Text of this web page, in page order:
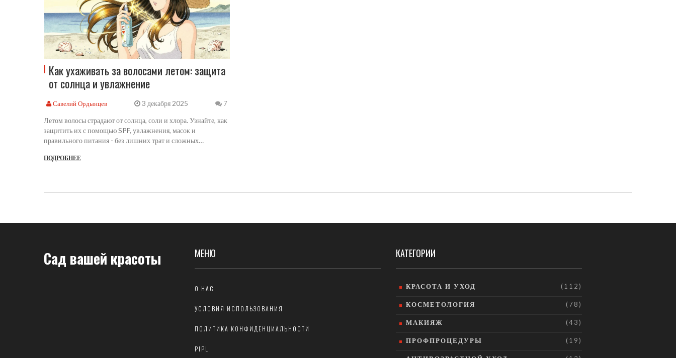
Как ухаживать за волосами летом: защита
от солнца и увлажнение
Савелий Ордынцев 3 декабря 2025 7
Летом волосы страдают от солнца, соли и хлора. Узнайте, как
защитить их с помощью SPF, увлажнения, масок и
правильного питания - без лишних трат и сложных
ПОДРОБНЕЕ
Сад вашей красоты МЕНЮ
О НАС
УСЛОВИЯ ИСПОЛЬЗОВАНИЯ
ПОЛИТИКА КОНФИДЕНЦИАЛЬНОСТИ
PIPL
КАТЕГОРИИ
КРАСОТА И УХОД (112)
КОСМЕТОЛОГИЯ (78)
МАКИЯЖ (43)
ПРОФПРОЦЕДУРЫ (19)